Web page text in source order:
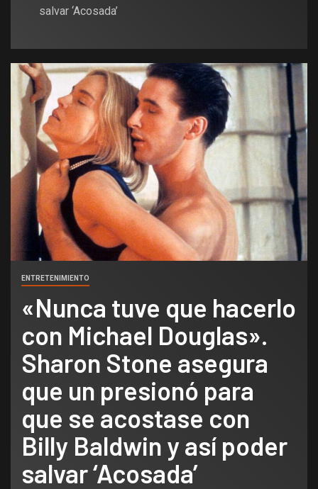
salvar ‘Acosada’
ENTRETENIMIENTO
«Nunca tuve que hacerlo
con Michael Douglas».
Sharon Stone asegura
que un presionó para
que se acostase con
Billy Baldwin y así poder
salvar ‘Acosada’